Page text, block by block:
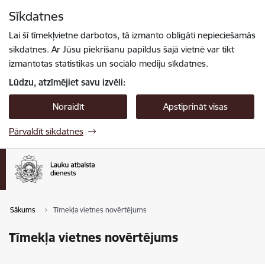
Sīkdatnes
Lai šī tīmekļvietne darbotos, tā izmanto obligāti nepieciešamās
sīkdatnes. Ar Jūsu piekrišanu papildus šajā vietnē var tikt
izmantotas statistikas un sociālo mediju sīkdatnes.
Lūdzu, atzīmējiet savu izvēli:
Noraidīt Apstiprināt visas
Pārvaldīt sīkdatnes
Sākums Tīmekļa vietnes novērtējums
Tīmekļa vietnes novērtējums